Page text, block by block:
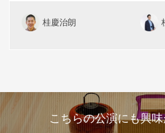
桂慶治朗
こちらの公演にも興